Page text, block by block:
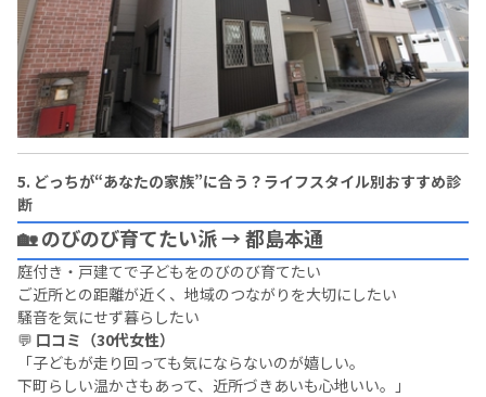
5. どっちが“あなたの家族”に合う？ライフスタイル別おすすめ診
断
🏡 のびのび育てたい派 → 都島本通
庭付き・戸建てで子どもをのびのび育てたい
ご近所との距離が近く、地域のつながりを大切にしたい
騒音を気にせず暮らしたい
💬 口コミ（30代女性）
「子どもが走り回っても気にならないのが嬉しい。
下町らしい温かさもあって、近所づきあいも心地いい。」